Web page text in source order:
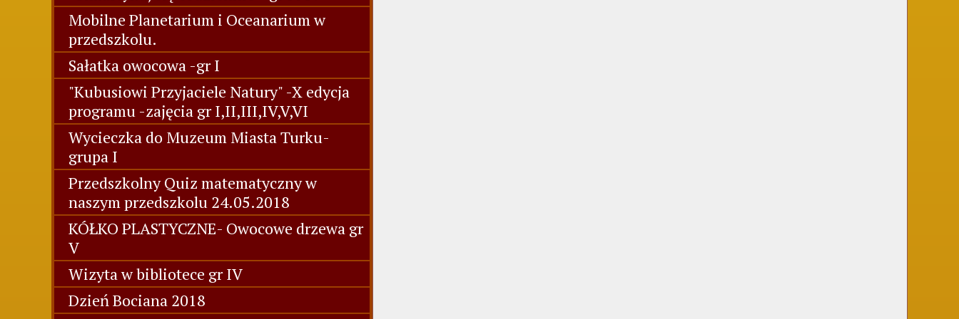
Mobilne Planetarium i Oceanarium w
przedszkolu.
Sałatka owocowa -gr I
"Kubusiowi Przyjaciele Natury" -X edycja
programu -zajęcia gr I,II,III,IV,V,VI
Wycieczka do Muzeum Miasta Turku-
grupa I
Przedszkolny Quiz matematyczny w
naszym przedszkolu 24.05.2018
KÓŁKO PLASTYCZNE- Owocowe drzewa gr
V
Wizyta w bibliotece gr IV
Dzień Bociana 2018